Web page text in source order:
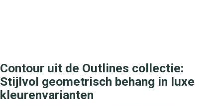
Contour uit de Outlines collectie:
Stijlvol geometrisch behang in luxe
kleurenvarianten